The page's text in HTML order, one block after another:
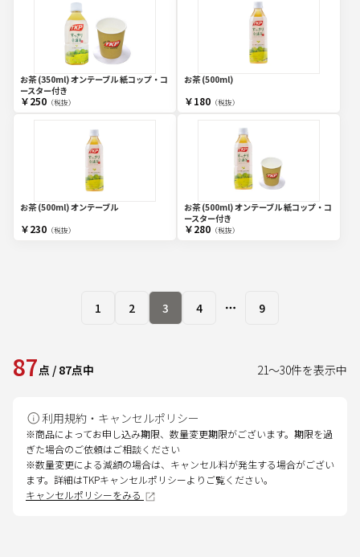
お茶 (350ml) オンテーブル 紙コップ・コ
ースター付き
￥250（税抜）
お茶 (500ml)
￥180（税抜）
お茶 (500ml) オンテーブル
￥230（税抜）
お茶 (500ml) オンテーブル 紙コップ・コ
ースター付き
￥280（税抜）
1 2 3 4 More pages
9
87点 / 87点中 21～30件を表示中
利用規約・キャンセルポリシー
※商品によってお申し込み期限、数量変更期限がございます。期限を過
ぎた場合のご依頼はご相談ください
※数量変更による減額の場合は、キャンセル料が発生する場合がござい
ます。詳細はTKPキャンセルポリシーよりご覧ください。
キャンセルポリシーをみる